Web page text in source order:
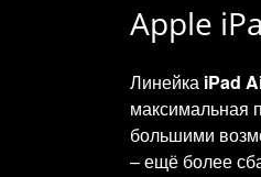
Apple
Линейка iPad
максимальная
большими
– ещё более